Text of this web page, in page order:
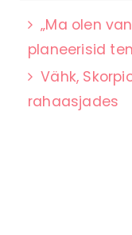
„Ma olen
planeerisid
Vähk,
rahaasjades